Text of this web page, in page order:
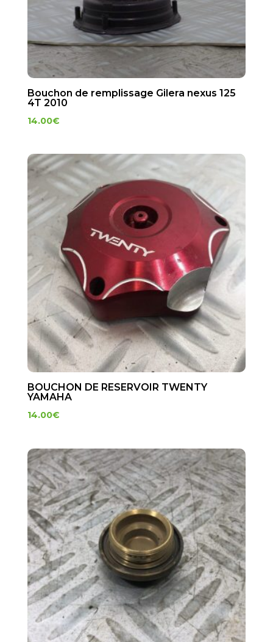
Bouchon de remplissage Gilera nexus 125
4T 2010
14.00€
BOUCHON DE RESERVOIR TWENTY
YAMAHA
14.00€